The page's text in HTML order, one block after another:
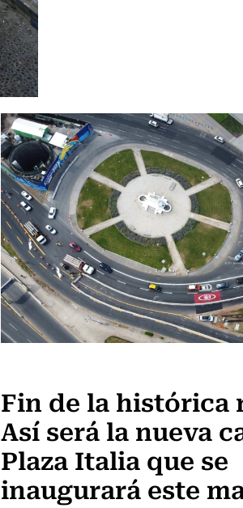
Fin de la histórica
Así será la nueva
Plaza Italia que se
inaugurará este